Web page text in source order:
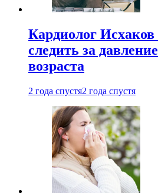
Кардиолог Исхаков
следить за
возраста
2 года спустя2 года спустя